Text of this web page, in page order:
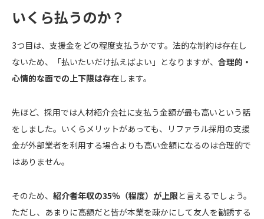
いくら払うのか？
3つ目は、支援金をどの程度支払うかです。法的な制約は存在し
ないため、「払いたいだけ払えばよい」となりますが、 合理的・
心情的な面での上下限は存在します。
先ほど、採用では人材紹介会社に支払う金額が最も高いという話
をしました。いくらメリットがあっても、リファラル採用の支援
金が外部業者を利用する場合よりも高い金額になるのは合理的で
はありません。
そのため、 紹介者年収の35％（程度）が上限と言えるでしょう。
ただし、あまりに高額だと皆が本業を疎かにして友人を勧誘する